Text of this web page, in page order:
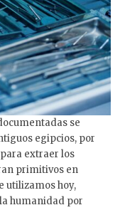
se
egipcios, por
extraer los
primitivos en
utilizamos hoy,
humanidad por